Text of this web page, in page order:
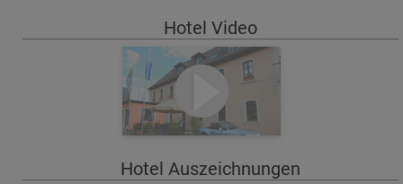
Hotel Video
Hotel Auszeichnungen